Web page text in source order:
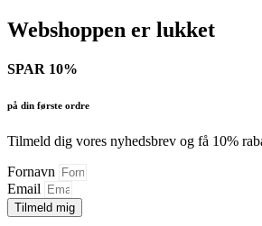
Webshoppen er lukket
SPAR 10%
på din første ordre
Tilmeld dig vores nyhedsbrev og få 10%
Fornavn
Email
Tilmeld mig